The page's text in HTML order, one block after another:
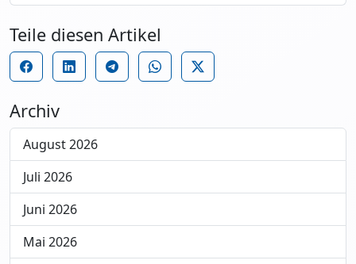
Teile diesen Artikel
Archiv
August 2026
Juli 2026
Juni 2026
Mai 2026